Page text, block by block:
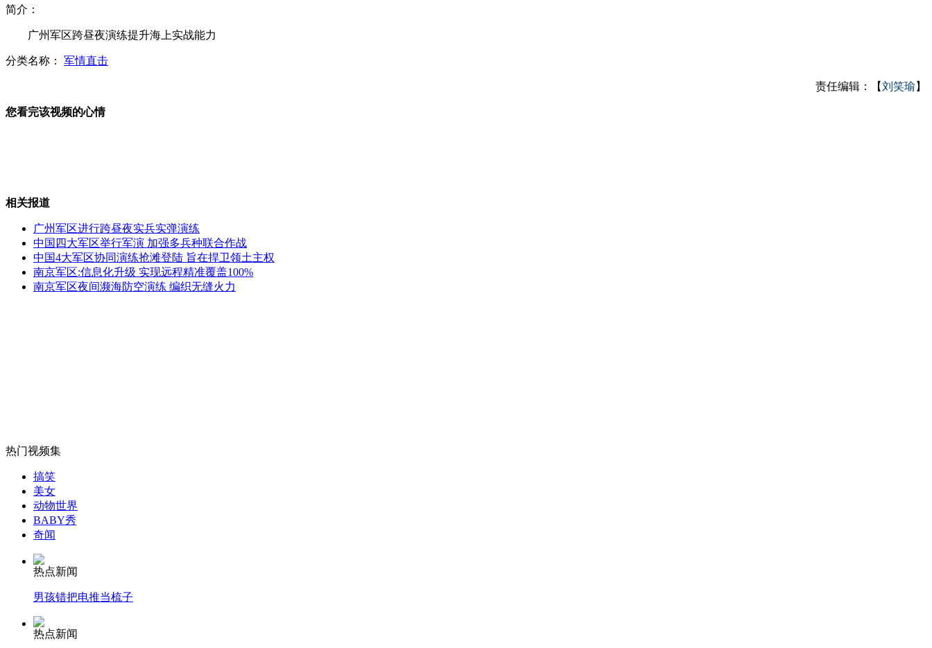
钱塘大潮汹涌拍岸 观潮者猝不及防
山西运城恶犬咬伤多人 警民合力深夜将其击毙
外交部：有关国家言论片面不公正
安徽一实载49人客车翻车
走！跟着总书记去植树
简介：
广州军区跨昼夜演练提升海上实战能力
分类名称： 军情直击
责任编辑：【刘笑瑜 】
您看完该视频的心情
相关报道
广州军区进行跨昼夜实兵实弹演练
中国四大军区举行军演 加强多兵种联合作战
中国4大军区协同演练抢滩登陆 旨在捍卫领土主权
南京军区:信息化升级 实现远程精准覆盖100%
南京军区夜间濒海防空演练 编织无缝火力
热门视频集
搞笑
美女
动物世界
BABY秀
奇闻
热点新闻
男孩错把电推当梳子
热点新闻